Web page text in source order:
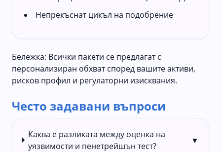
Непрекъснат цикъл на подобрение
Бележка: Всички пакети се предлагат с
персонализиран обхват според вашите активи,
рисков профил и регулаторни изисквания.
Често задавани въпроси
Каква е разликата между оценка на
уязвимости и пенетрейшън тест?
▼